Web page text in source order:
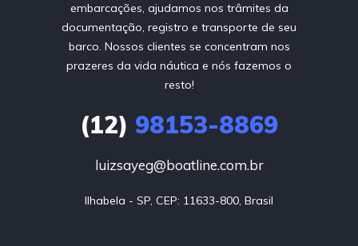
embarcações, ajudamos nos trâmites da
documentação, registro e transporte de seu
barco. Nossos clientes se concentram nos
prazeres da vida náutica e nós fazemos o
resto!
(12) 98153-8869
luizsayeg@boatline.com.br
Ilhabela - SP, CEP: 11633-800, Brasil